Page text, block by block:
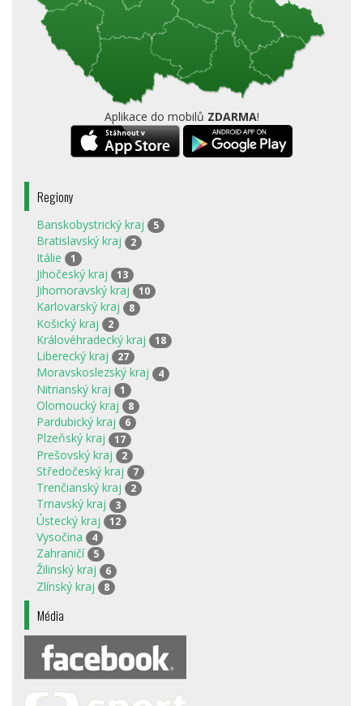
Aplikace do mobilů ZDARMA!
Regiony
Banskobystrický kraj 5
Bratislavský kraj 2
Itálie 1
Jihočeský kraj 13
Jihomoravský kraj 10
Karlovarský kraj 8
Košický kraj 2
Královéhradecký kraj 18
Liberecký kraj 27
Moravskoslezský kraj 4
Nitrianský kraj 1
Olomoucký kraj 8
Pardubický kraj 6
Plzeňský kraj 17
Prešovský kraj 2
Středočeský kraj 7
Trenčianský kraj 2
Trnavský kraj 3
Ústecký kraj 12
Vysočina 4
Zahraničí 5
Žilinský kraj 6
Zlínský kraj 8
Média